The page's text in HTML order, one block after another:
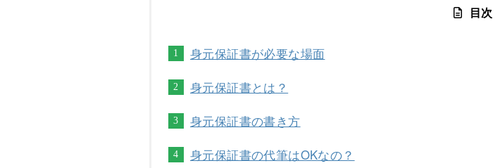
目次
身元保証書が必要な場面
身元保証書とは？
身元保証書の書き方
身元保証書の代筆はOKなの？